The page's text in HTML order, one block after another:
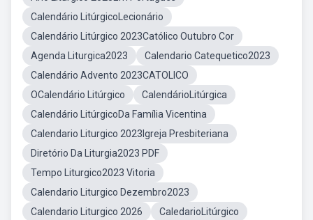
Calendário LitúrgicoLecionário
Calendário Litúrgico 2023Católico Outubro Cor
Agenda Liturgica2023
Calendario Catequetico2023
Calendário Advento 2023CATOLICO
OCalendário Litúrgico
CalendárioLitúrgica
Calendário LitúrgicoDa Família Vicentina
Calendario Liturgico 2023Igreja Presbiteriana
Diretório Da Liturgia2023 PDF
Tempo Liturgico2023 Vitoria
Calendario Liturgico Dezembro2023
Calendario Liturgico 2026
CaledarioLitúrgico